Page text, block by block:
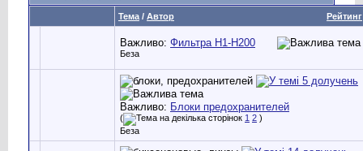
Рейтинг
Тема / Автор
Важливо: Фильтра Н1-Н200
Беза
Важливо: Блоки предохранителей
( 1 2 )
Беза